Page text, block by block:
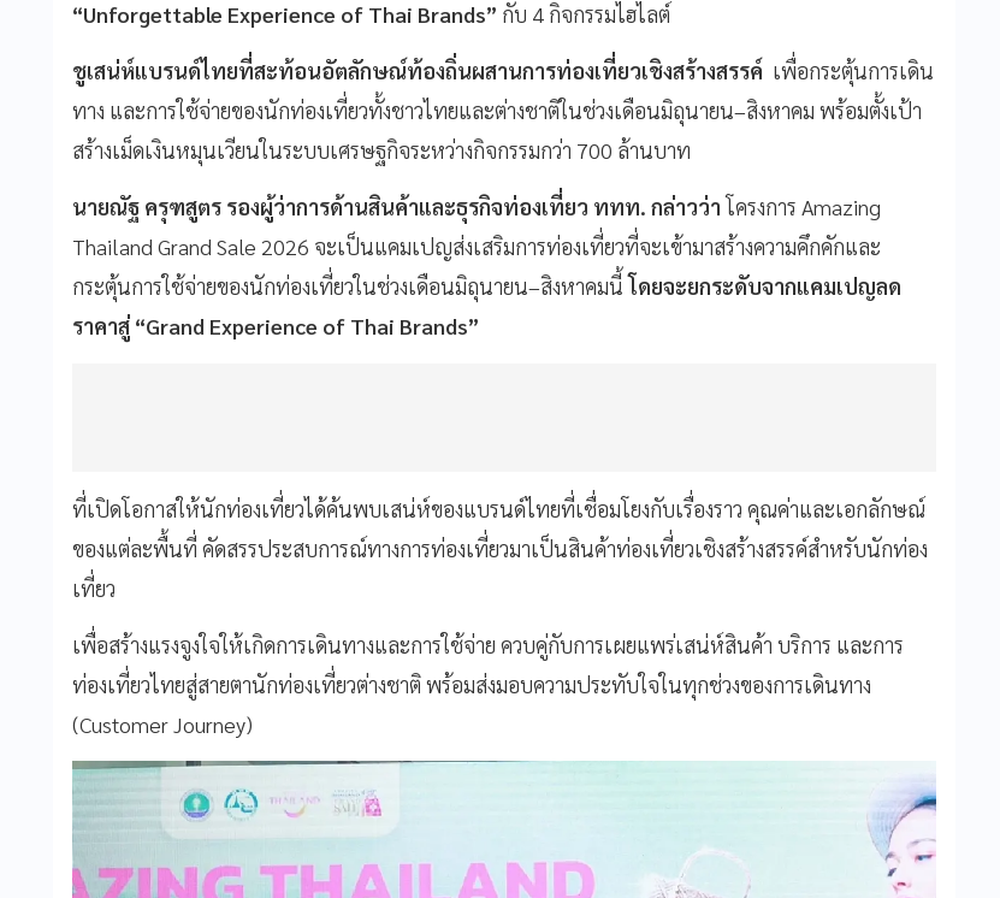
“Unforgettable Experience of Thai Brands” กับ 4 กิจกรรมไฮไลต์
ชูเสน่ห์แบรนด์ไทยที่สะท้อนอัตลักษณ์ท้องถิ่นผสานการท่องเที่ยวเชิงสร้างสรรค์ เพื่อกระตุ้นการเดิน
ทาง และการใช้จ่ายของนักท่องเที่ยวทั้งชาวไทยและต่างชาติในช่วงเดือนมิถุนายน–สิงหาคม พร้อมตั้งเป้า
สร้างเม็ดเงินหมุนเวียนในระบบเศรษฐกิจระหว่างกิจกรรมกว่า 700 ล้านบาท
นายณัฐ ครุฑสูตร รองผู้ว่าการด้านสินค้าและธุรกิจท่องเที่ยว ททท. กล่าวว่าโครงการ Amazing
Thailand Grand Sale 2026 จะเป็นแคมเปญส่งเสริมการท่องเที่ยวที่จะเข้ามาสร้างความคึกคักและ
กระตุ้นการใช้จ่ายของนักท่องเที่ยวในช่วงเดือนมิถุนายน–สิงหาคมนี้โดยจะยกระดับจากแคมเปญลด
ราคาสู่ “Grand Experience of Thai Brands”
ที่เปิดโอกาสให้นักท่องเที่ยวได้ค้นพบเสน่ห์ของแบรนด์ไทยที่เชื่อมโยงกับเรื่องราว คุณค่าและเอกลักษณ์
ของแต่ละพื้นที่ คัดสรรประสบการณ์ทางการท่องเที่ยวมาเป็นสินค้าท่องเที่ยวเชิงสร้างสรรค์สำหรับนักท่อง
เที่ยว
เพื่อสร้างแรงจูงใจให้เกิดการเดินทางและการใช้จ่าย ควบคู่กับการเผยแพร่เสน่ห์สินค้า บริการ และการ
ท่องเที่ยวไทยสู่สายตานักท่องเที่ยวต่างชาติ พร้อมส่งมอบความประทับใจในทุกช่วงของการเดินทาง
(Customer Journey)